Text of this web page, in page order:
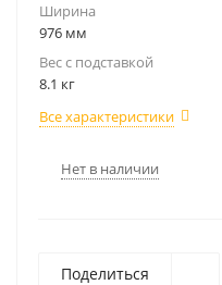
Ширина
976 мм
Вес с подставкой
8.1 кг
Все характеристики
Нет в наличии
Поделиться